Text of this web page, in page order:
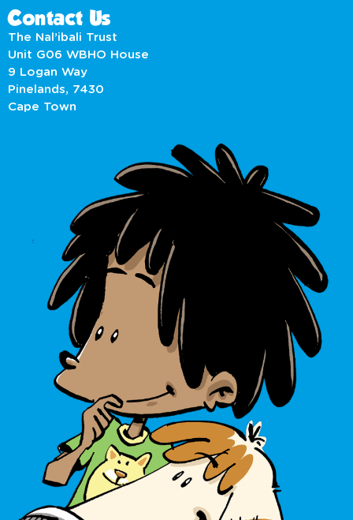
Contact Us
The Nal’ibali Trust
Unit G06 WBHO House
9 Logan Way
Pinelands, 7430
Cape Town